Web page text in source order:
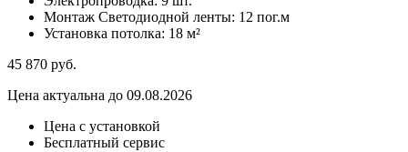
Монтаж Светодиодной ленты: 12 пог.м
Установка потолка: 18 м²
45 870 руб.
Цена актуальна до 09.08.2026
Цена с установкой
Бесплатный сервис